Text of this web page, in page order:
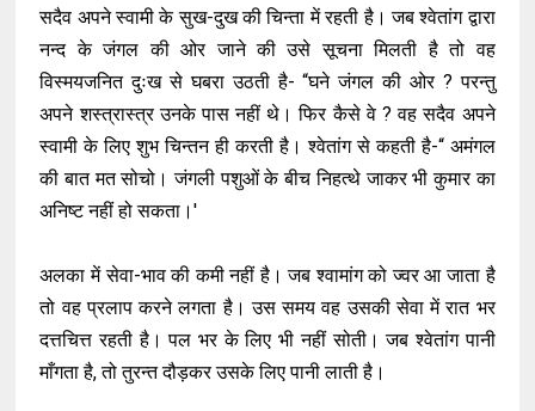
सदैव अपने स्वामी के सुख-दुख की चिन्ता में रहती है। जब श्वेतांग द्वारा
नन्द के जंगल की ओर जाने की उसे सूचना मिलती है तो वह
विस्मयजनित दुःख से घबरा उठती है- “घने जंगल की ओर ? परन्तु
अपने शस्त्रास्त्र उनके पास नहीं थे। फिर कैसे वे ? वह सदैव अपने
स्वामी के लिए शुभ चिन्तन ही करती है। श्वेतांग से कहती है-“ अमंगल
की बात मत सोचो। जंगली पशुओं के बीच निहत्थे जाकर भी कुमार का
अनिष्ट नहीं हो सकता।'
अलका में सेवा-भाव की कमी नहीं है। जब श्वामांग को ज्वर आ जाता है
तो वह प्रलाप करने लगता है। उस समय वह उसकी सेवा में रात भर
दत्तचित्त रहती है। पल भर के लिए भी नहीं सोती। जब श्वेतांग पानी
माँगता है, तो तुरन्त दौड़कर उसके लिए पानी लाती है।